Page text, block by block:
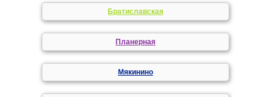
Братиславская
Планерная
Мякинино